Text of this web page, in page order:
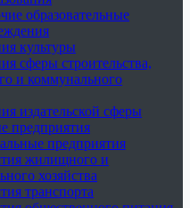
образовательные
культуры
сферы строительства,
и коммунального
издательской сферы
предприятия
предприятия
жилищного и
хозяйства
транспорта